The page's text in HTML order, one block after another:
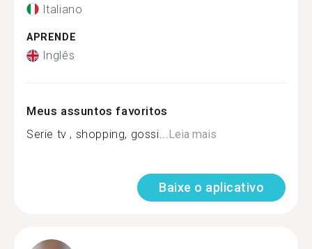
Italiano
APRENDE
Inglês
Meus assuntos favoritos
Serie tv , shopping, gossi...Leia mais
Baixe o aplicativo